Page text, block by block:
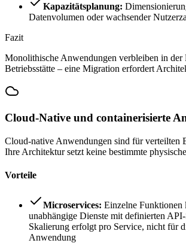
Kapazitätsplanung:
Datenvolumen oder wachsender
Fazit
Monolithische Anwendungen verbleiben in der
Betriebsstätte – eine Migration erfordert
Cloud-Native und containerisierte
Cloud-native Anwendungen sind für verteilten
Ihre Architektur setzt keine bestimmte
Vorteile
Microservices: Einzelne Funktionen
unabhängige Dienste mit definierten
Skalierung erfolgt pro Service, nicht für
Anwendung